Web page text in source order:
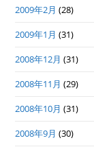
2009年2月 (28)
2009年1月 (31)
2008年12月 (31)
2008年11月 (29)
2008年10月 (31)
2008年9月 (30)